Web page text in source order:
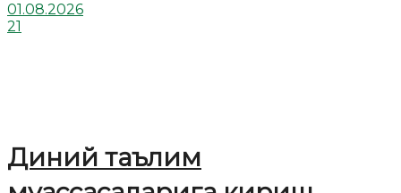
01.08.2026
21
Диний таълим